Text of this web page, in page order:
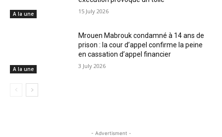
A la une 15 July 2026
A la une
Mrouen Mabrouk condamné à 14 ans de
prison : la cour d’appel confirme la peine
en cassation d’appel financier
3 July 2026
- Advertisment -